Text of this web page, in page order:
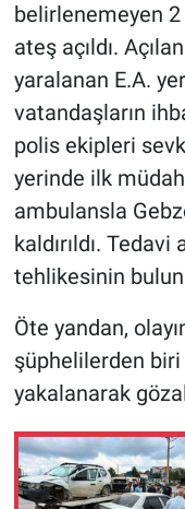
belirlenemeyen
ateş açıldı.
yaralanan E.A.
vatandaşların
polis ekipleri
yerinde ilk
ambulansla
kaldırıldı. Tedavi
tehlikesinin
Öte yandan,
şüphelilerden
yakalanarak